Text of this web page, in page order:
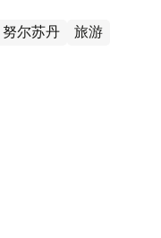
努尔苏丹 旅游